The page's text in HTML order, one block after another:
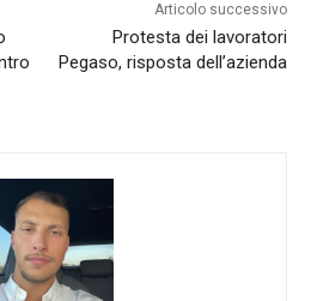
Articolo successivo
Protesta dei lavoratori
Pegaso, risposta dell’azienda